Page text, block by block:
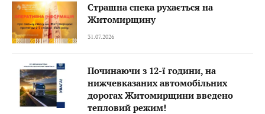
Страшна спека рухається на
Житомирщину
31.07.2026
Починаючи з 12-ї години, на
нижчевказаних автомобільних
дорогах Житомирщини введено
тепловий режим!